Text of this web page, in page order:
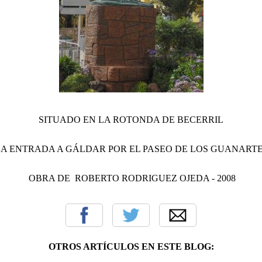
SITUADO EN LA ROTONDA DE BECERRIL
ENTRADA A GÁLDAR POR EL PASEO DE LOS
OBRA DE ROBERTO RODRIGUEZ OJEDA - 2008
OTROS ARTÍCULOS EN ESTE BLOG: